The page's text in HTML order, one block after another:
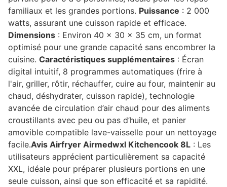
familiaux et les grandes portions. Puissance : 2 000
watts, assurant une cuisson rapide et efficace.
Dimensions : Environ 40 x 30 x 35 cm, un format
optimisé pour une grande capacité sans encombrer la
cuisine. Caractéristiques supplémentaires : Écran
digital intuitif, 8 programmes automatiques (frire à
l'air, griller, rôtir, réchauffer, cuire au four, maintenir au
chaud, déshydrater, cuisson rapide), technologie
avancée de circulation d’air chaud pour des aliments
croustillants avec peu ou pas d’huile, et panier
amovible compatible lave-vaisselle pour un nettoyage
facile.Avis Airfryer Airmedwxl Kitchencook 8L : Les
utilisateurs apprécient particulièrement sa capacité
XXL, idéale pour préparer plusieurs portions en une
seule cuisson, ainsi que son efficacité et sa rapidité.